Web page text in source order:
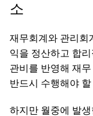
소
재무회계와 관리회
익을 정산하고 합
관비를 반영해 재
반드시 수행해야
하지만 월중에 발